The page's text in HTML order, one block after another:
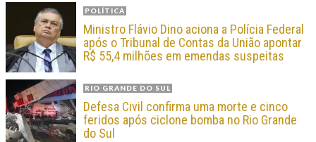
POLÍTICA
Ministro Flávio Dino aciona a Polícia Federal
após o Tribunal de Contas da União apontar
R$ 55,4 milhões em emendas suspeitas
RIO GRANDE DO SUL
Defesa Civil confirma uma morte e cinco
feridos após ciclone bomba no Rio Grande
do Sul